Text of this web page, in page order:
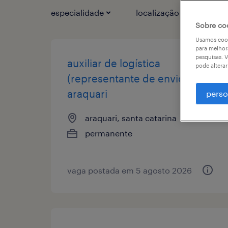
especialidade localização
auxiliar de logística
(representante de envio)
araquari
araquari, santa catarina
permanente
vaga postada em 5 agosto 2026
Sobre
Usamos
para
pesquisas.
pode